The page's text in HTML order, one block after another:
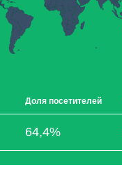
Доля посетителей
64,4%